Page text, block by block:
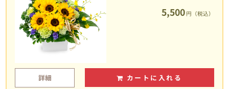
5,500 円（税込）
詳細 カートに入れる